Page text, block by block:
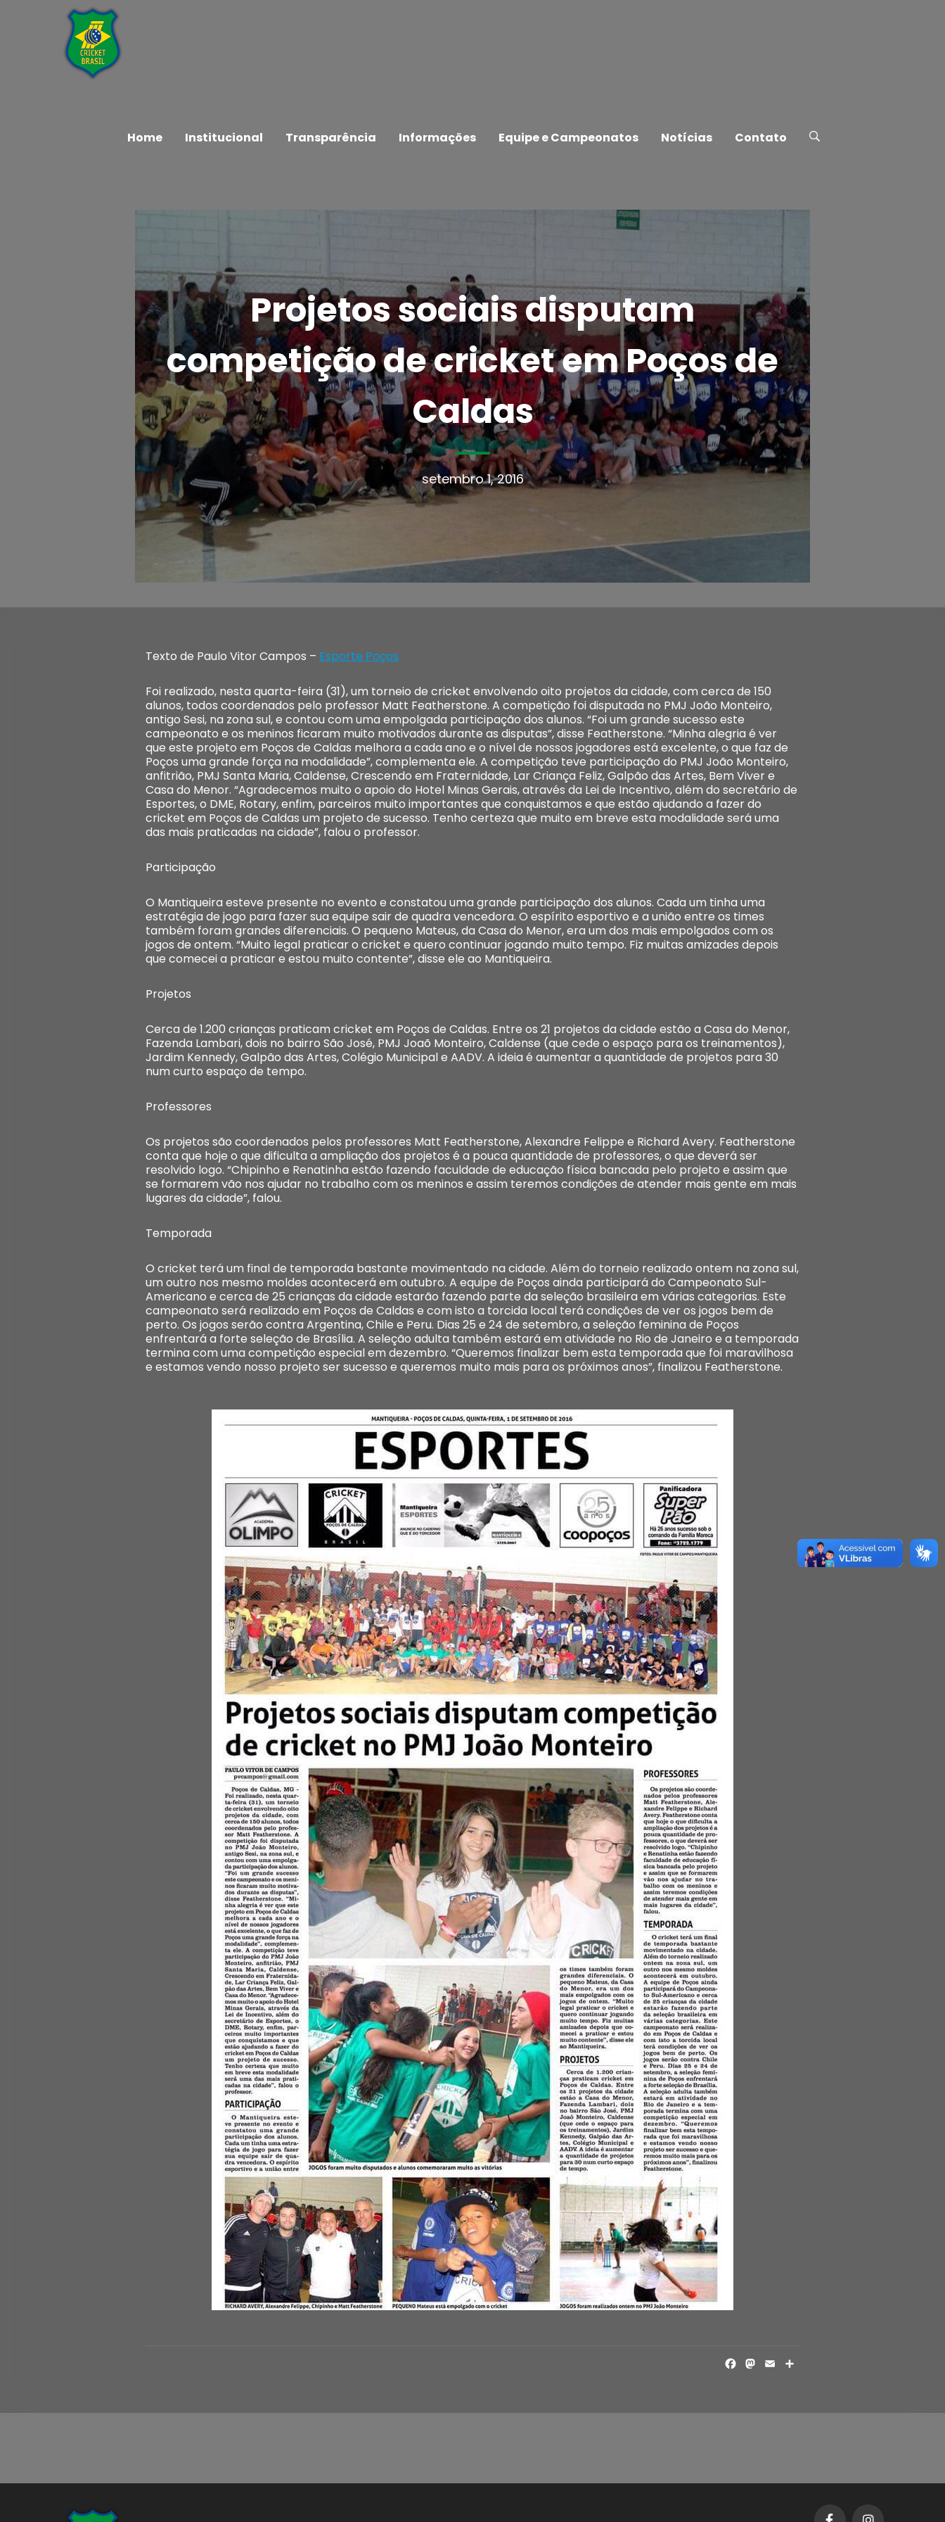
Home Institucional Transparência Informações Equipe e Campeonatos Notícias Contato
Projetos sociais disputam
competição de cricket em Poços de
Caldas
setembro 1, 2016
Texto de Paulo Vitor Campos – Esporte Poços
Foi realizado, nesta quarta-feira (31), um torneio de cricket envolvendo oito projetos da cidade, com cerca de 150
alunos, todos coordenados pelo professor Matt Featherstone. A competição foi disputada no PMJ João Monteiro,
antigo Sesi, na zona sul, e contou com uma empolgada participação dos alunos. “Foi um grande sucesso este
campeonato e os meninos ficaram muito motivados durante as disputas”, disse Featherstone. “Minha alegria é ver
que este projeto em Poços de Caldas melhora a cada ano e o nível de nossos jogadores está excelente, o que faz de
Poços uma grande força na modalidade”, complementa ele. A competição teve participação do PMJ João Monteiro,
anfitrião, PMJ Santa Maria, Caldense, Crescendo em Fraternidade, Lar Criança Feliz, Galpão das Artes, Bem Viver e
Casa do Menor. “Agradecemos muito o apoio do Hotel Minas Gerais, através da Lei de Incentivo, além do secretário de
Esportes, o DME, Rotary, enfim, parceiros muito importantes que conquistamos e que estão ajudando a fazer do
cricket em Poços de Caldas um projeto de sucesso. Tenho certeza que muito em breve esta modalidade será uma
das mais praticadas na cidade”, falou o professor.
Participação
O Mantiqueira esteve presente no evento e constatou uma grande participação dos alunos. Cada um tinha uma
estratégia de jogo para fazer sua equipe sair de quadra vencedora. O espírito esportivo e a união entre os times
também foram grandes diferenciais. O pequeno Mateus, da Casa do Menor, era um dos mais empolgados com os
jogos de ontem. “Muito legal praticar o cricket e quero continuar jogando muito tempo. Fiz muitas amizades depois
que comecei a praticar e estou muito contente”, disse ele ao Mantiqueira.
Projetos
Cerca de 1.200 crianças praticam cricket em Poços de Caldas. Entre os 21 projetos da cidade estão a Casa do Menor,
Fazenda Lambari, dois no bairro São José, PMJ Joaõ Monteiro, Caldense (que cede o espaço para os treinamentos),
Jardim Kennedy, Galpão das Artes, Colégio Municipal e AADV. A ideia é aumentar a quantidade de projetos para 30
num curto espaço de tempo.
Professores
Os projetos são coordenados pelos professores Matt Featherstone, Alexandre Felippe e Richard Avery. Featherstone
conta que hoje o que dificulta a ampliação dos projetos é a pouca quantidade de professores, o que deverá ser
resolvido logo. “Chipinho e Renatinha estão fazendo faculdade de educação física bancada pelo projeto e assim que
se formarem vão nos ajudar no trabalho com os meninos e assim teremos condições de atender mais gente em mais
lugares da cidade”, falou.
Temporada
O cricket terá um final de temporada bastante movimentado na cidade. Além do torneio realizado ontem na zona sul,
um outro nos mesmo moldes acontecerá em outubro. A equipe de Poços ainda participará do Campeonato Sul-
Americano e cerca de 25 crianças da cidade estarão fazendo parte da seleção brasileira em várias categorias. Este
campeonato será realizado em Poços de Caldas e com isto a torcida local terá condições de ver os jogos bem de
perto. Os jogos serão contra Argentina, Chile e Peru. Dias 25 e 24 de setembro, a seleção feminina de Poços
enfrentará a forte seleção de Brasília. A seleção adulta também estará em atividade no Rio de Janeiro e a temporada
termina com uma competição especial em dezembro. “Queremos finalizar bem esta temporada que foi maravilhosa
e estamos vendo nosso projeto ser sucesso e queremos muito mais para os próximos anos”, finalizou Featherstone.
FACEBOOK
MASTODON
EMAIL